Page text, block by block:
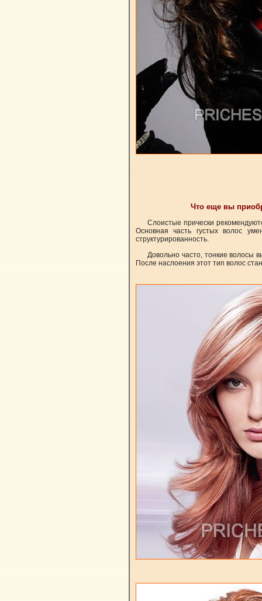
Что еще вы
Слоистые прически
Основная часть густых волос
структурированность.
Довольно часто, тонкие волосы
После наслоения этот тип волос